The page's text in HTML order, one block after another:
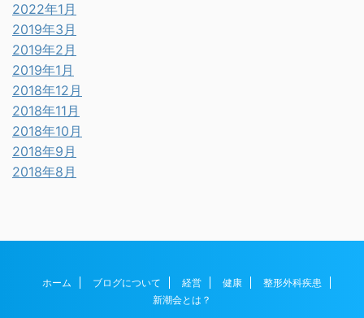
2022年1月
2019年3月
2019年2月
2019年1月
2018年12月
2018年11月
2018年10月
2018年9月
2018年8月
ホーム ブログについて 経営 健康
整形外科疾患
新潮会とは？